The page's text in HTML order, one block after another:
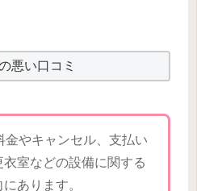
悪い口コミ
やキャンセル、支払い
室などの設備に関する
あります。